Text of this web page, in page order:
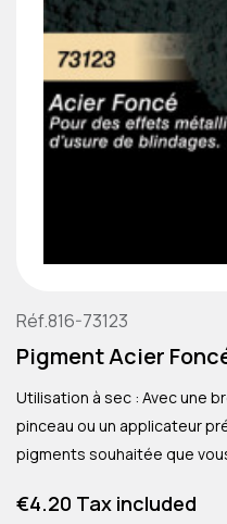
Réf.816-73123
Pigment Acier
Utilisation à sec : Avec une
pinceau ou un applicateur
pigments souhaitée que
application. Utilisation
Price
€4.20 Tax included